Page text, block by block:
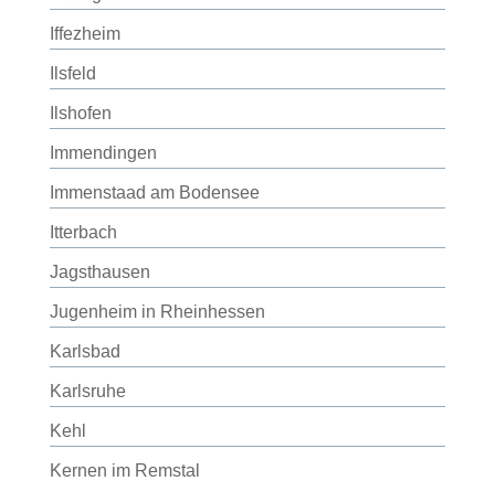
Iffezheim
Ilsfeld
Ilshofen
Immendingen
Immenstaad am Bodensee
Itterbach
Jagsthausen
Jugenheim in Rheinhessen
Karlsbad
Karlsruhe
Kehl
Kernen im Remstal